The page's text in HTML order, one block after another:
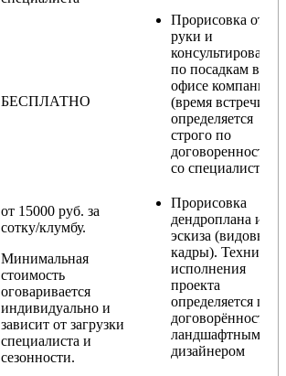
БЕСПЛАТНО
Прорисовка от
руки и
консультирование
по посадкам в
офисе компании
(время встречи
определяется
строго по
договоренности
со специалистом)
от 15000 руб. за
сотку/клумбу.
Минимальная
стоимость
оговаривается
индивидуально и
зависит от загрузки
специалиста и
сезонности.
Прорисовка
дендроплана и
эскиза (видовые
кадры). Техника
исполнения
проекта
определяется по
договорённости с
ландшафтным
дизайнером